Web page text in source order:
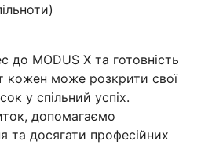
до MODUS X та готовність
кожен може розкрити свої
у спільний успіх.
допомагаємо
та досягати професійних